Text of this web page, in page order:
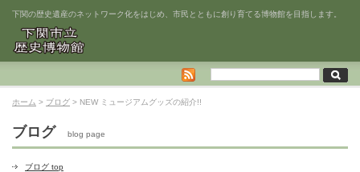
下関の歴史遺産のネットワーク化をはじめ、市民とともに創り育てる博物館を目指します。
ホーム > ブログ > NEW ミュージアムグッズの紹介!!
ブログ blog page
ブログ top